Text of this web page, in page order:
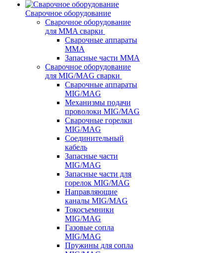
Сварочное оборудование
Сварочное оборудование
для MMA сварки
Сварочные аппараты
MMA
Запасные части MMA
Сварочное оборудование
для MIG/MAG сварки
Сварочные аппараты
MIG/MAG
Механизмы подачи
проволоки MIG/MAG
Сварочные горелки
MIG/MAG
Соединительный
кабель
Запасные части
MIG/MAG
Запасные части для
горелок MIG/MAG
Направляющие
каналы MIG/MAG
Токосъемники
MIG/MAG
Газовые сопла
MIG/MAG
Пружины для сопла